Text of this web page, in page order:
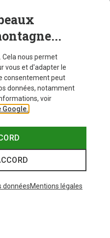
Cela nous permet
vous et d'adapter le
consentement peut
données, notamment
voir
Google.
donnéesMentions légales